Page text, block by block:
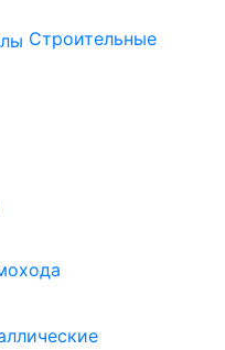
Строительные